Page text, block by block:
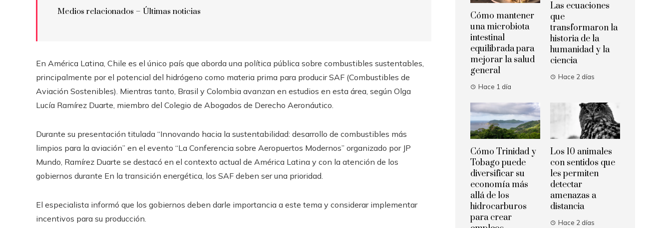
Medios relacionados – Últimas noticias
En América Latina, Chile es el único país que aborda una política pública sobre combustibles sustentables,
principalmente por el potencial del hidrógeno como materia prima para producir SAF (Combustibles de
Aviación Sostenibles). Mientras tanto, Brasil y Colombia avanzan en estudios en esta área, según Olga
Lucía Ramírez Duarte, miembro del Colegio de Abogados de Derecho Aeronáutico.
Durante su presentación titulada “Innovando hacia la sustentabilidad: desarrollo de combustibles más
limpios para la aviación” en el evento “La Conferencia sobre Aeropuertos Modernos” organizado por JP
Mundo, Ramírez Duarte se destacó en el contexto actual de América Latina y con la atención de los
gobiernos durante En la transición energética, los SAF deben ser una prioridad.
El especialista informó que los gobiernos deben darle importancia a este tema y considerar implementar
incentivos para su producción.
Cómo mantener
una microbiota
intestinal
equilibrada para
mejorar la salud
general
Hace 1 día
Las ecuaciones
que
transformaron la
historia de la
humanidad y la
ciencia
Hace 2 días
Cómo Trinidad y
Tobago puede
diversificar su
economía más
allá de los
hidrocarburos
para crear
Los 10 animales
con sentidos que
les permiten
detectar
amenazas a
distancia
Hace 2 días